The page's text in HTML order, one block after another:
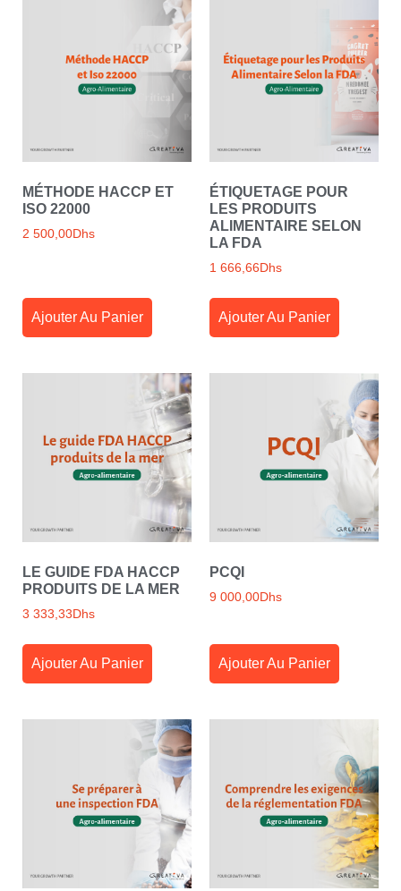
MÉTHODE HACCP ET
ISO 22000
2 500,00Dhs
Ajouter Au Panier
ÉTIQUETAGE POUR
LES PRODUITS
ALIMENTAIRE SELON
LA FDA
1 666,66Dhs
Ajouter Au Panier
LE GUIDE FDA HACCP
PRODUITS DE LA MER
3 333,33Dhs
Ajouter Au Panier
PCQI
9 000,00Dhs
Ajouter Au Panier